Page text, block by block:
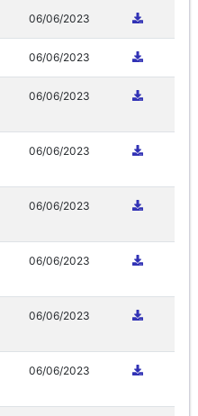
06/06/2023
06/06/2023
06/06/2023
06/06/2023
06/06/2023
06/06/2023
06/06/2023
06/06/2023